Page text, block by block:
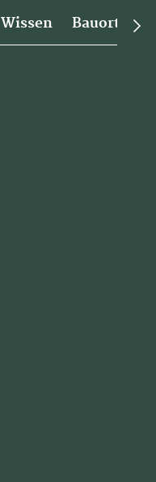
Wissen Bauorte